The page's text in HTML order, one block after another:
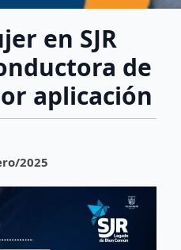
en SJR
de
aplicación
2025